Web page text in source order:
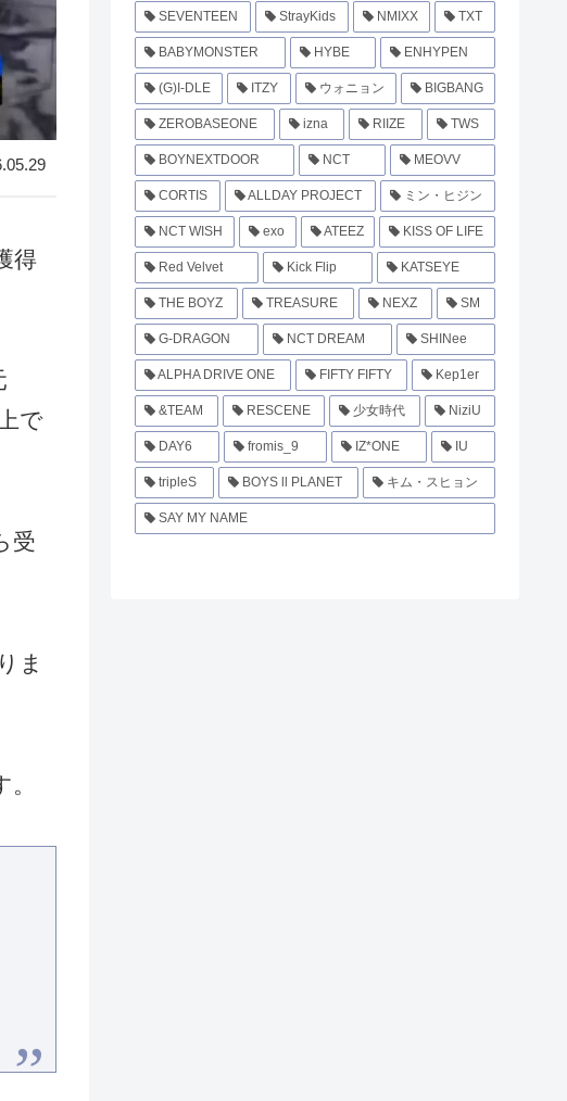
得
で
受
ま
SEVENTEEN StrayKids NMIXX TXT
BABYMONSTER HYBE ENHYPEN
(G)I-DLE ITZY ウォニョン BIGBANG
ZEROBASEONE izna RIIZE TWS
BOYNEXTDOOR NCT MEOVV
CORTIS ALLDAY PROJECT ミン・ヒジン
NCT WISH exo ATEEZ KISS OF LIFE
Red Velvet Kick Flip KATSEYE
THE BOYZ TREASURE NEXZ SM
G-DRAGON NCT DREAM SHINee
ALPHA DRIVE ONE FIFTY FIFTY Kep1er
&TEAM RESCENE 少女時代 NiziU
DAY6 fromis_9 IZ*ONE IU
tripleS BOYS ll PLANET キム・スヒョン
SAY MY NAME